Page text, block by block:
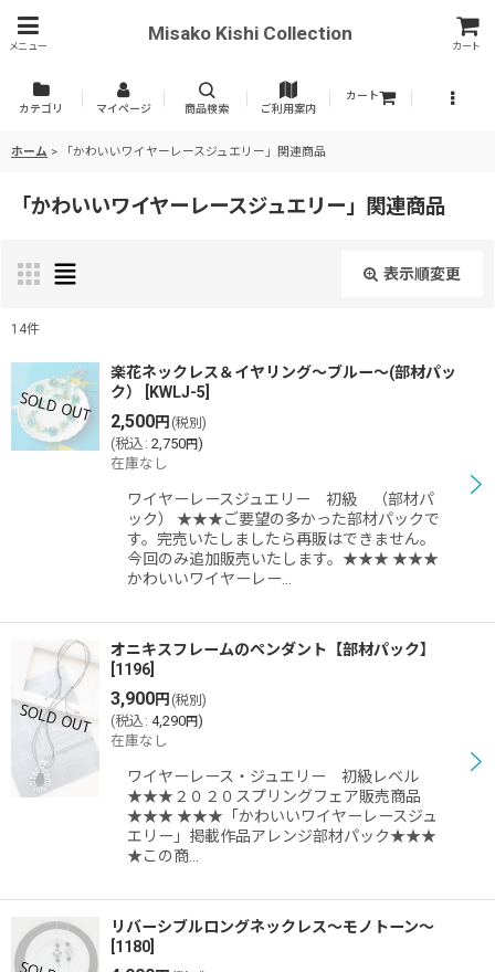
メニュー
Misako Kishi Collection
カート
カテゴリ マイページ 商品検索 ご利用案内
カート
ホーム > 「かわいいワイヤーレースジュエリー」関連商品
「かわいいワイヤーレースジュエリー」関連商品
表示順変更
表示数:
並び順:
絞り込む
14件
楽花ネックレス＆イヤリング〜ブルー〜(部材パッ
ク）
KWLJ-5
2,500円 (税別)
(税込 : 2,750円)
在庫なし
ワイヤーレースジュエリー 初級 （部材パ
ック） ★★★ご要望の多かった部材パックで
す。完売いたしましたら再販はできません。
今回のみ追加販売いたします。★★★ ★★★
かわいいワイヤーレー…
オニキスフレームのペンダント【部材パック】
1196
3,900円 (税別)
(税込 : 4,290円)
在庫なし
ワイヤーレース・ジュエリー 初級レベル
★★★２０２０スプリングフェア販売商品
★★★ ★★★「かわいいワイヤーレースジュ
エリー」掲載作品アレンジ部材パック★★★
★この商…
リバーシブルロングネックレス〜モノトーン〜
1180